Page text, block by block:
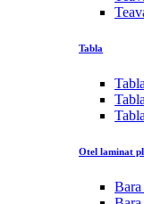
Tabla
Otel laminat
Bara